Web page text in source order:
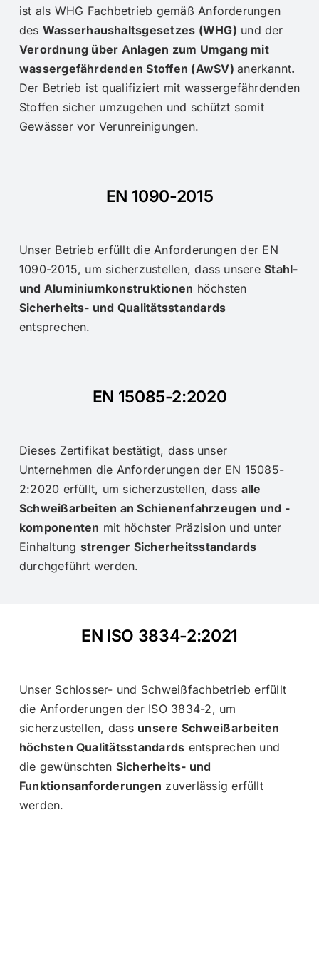
ist als WHG Fachbetrieb gemäß Anforderungen
des Wasserhaushaltsgesetzes (WHG) und der
Verordnung über Anlagen zum Umgang mit
wassergefährdenden Stoffen (AwSV)anerkannt.
Der Betrieb ist qualifiziert mit wassergefährdenden
Stoffen sicher umzugehen und schützt somit
Gewässer vor Verunreinigungen.
EN 1090-2015
Unser Betrieb erfüllt die Anforderungen der EN
1090-2015, um sicherzustellen, dass unsereStahl-
und Aluminiumkonstruktionen höchsten
Sicherheits- und Qualitätsstandards
entsprechen.
EN 15085-2:2020
Dieses Zertifikat bestätigt, dass unser
Unternehmen die Anforderungen der EN 15085-
2:2020 erfüllt, um sicherzustellen, dass alle
Schweißarbeiten an Schienenfahrzeugen und -
komponenten mit höchster Präzision und unter
Einhaltung strenger Sicherheitsstandards
durchgeführt werden.
EN ISO 3834-2:2021
Unser Schlosser- und Schweißfachbetrieb erfüllt
die Anforderungen der ISO 3834-2, um
sicherzustellen, dass unsere Schweißarbeiten
höchsten Qualitätsstandards entsprechen und
die gewünschten Sicherheits- und
Funktionsanforderungen zuverlässig erfüllt
werden.